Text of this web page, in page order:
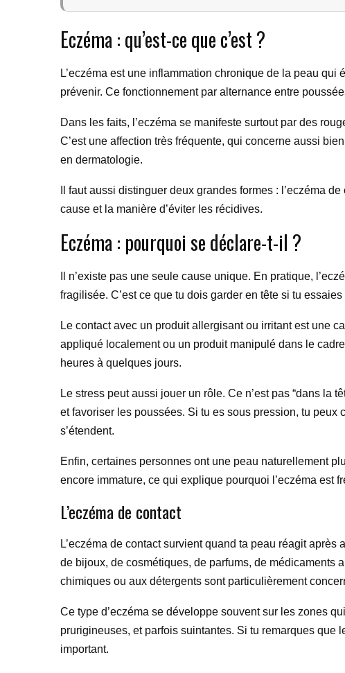
Eczéma : qu’est-ce que c’est ?
L’eczéma est une inflammation chronique de la peau
prévenir. Ce fonctionnement par alternance entre
Dans les faits, l’eczéma se manifeste surtout par des
C’est une affection très fréquente, qui concerne aussi
en dermatologie.
Il faut aussi distinguer deux grandes formes : l’eczéma
cause et la manière d’éviter les récidives.
Eczéma : pourquoi se déclare-t-il ?
Il n’existe pas une seule cause unique. En pratique,
fragilisée. C’est ce que tu dois garder en tête si tu
Le contact avec un produit allergisant ou irritant est une
appliqué localement ou un produit manipulé dans le
heures à quelques jours.
Le stress peut aussi jouer un rôle. Ce n’est pas “dans la
et favoriser les poussées. Si tu es sous pression, tu
s’étendent.
Enfin, certaines personnes ont une peau naturellement
encore immature, ce qui explique pourquoi l’eczéma est
L’eczéma de contact
L’eczéma de contact survient quand ta peau réagit
de bijoux, de cosmétiques, de parfums, de médicaments
chimiques ou aux détergents sont particulièrement
Ce type d’eczéma se développe souvent sur les zones
prurigineuses, et parfois suintantes. Si tu remarques que
important.